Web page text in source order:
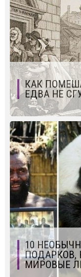
КАК
ЕДВА НЕ
10
ПОДАРКОВ,
МИРОВЫЕ